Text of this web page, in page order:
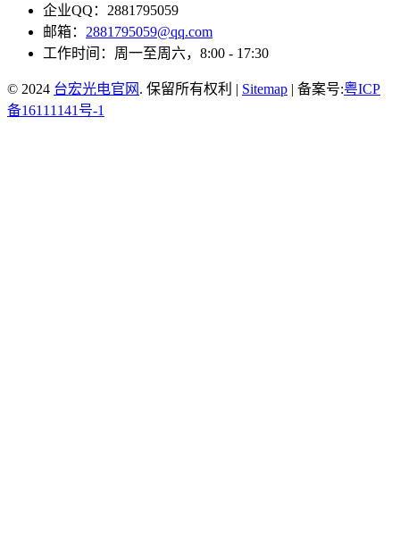
企业QQ：2881795059
邮箱： 2881795059@qq.com
工作时间：周一至周六，8:00 - 17:30
© 2024 台宏光电官网 . 保留所有权利 | Sitemap | 备案号:粤ICP
备16111141号-1